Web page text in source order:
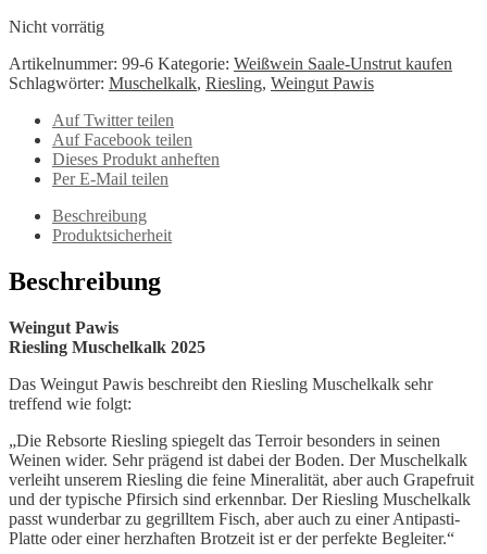
Nicht vorrätig
Artikelnummer: 99-6 Kategorie: Weißwein Saale-Unstrut kaufen
Schlagwörter: Muschelkalk, Riesling, Weingut Pawis
Auf Twitter teilen
Auf Facebook teilen
Dieses Produkt anheften
Per E-Mail teilen
Beschreibung
Produktsicherheit
Beschreibung
Weingut Pawis
Riesling Muschelkalk 2025
Das Weingut Pawis beschreibt den Riesling Muschelkalk sehr
treffend wie folgt:
„Die Rebsorte Riesling spiegelt das Terroir besonders in seinen
Weinen wider. Sehr prägend ist dabei der Boden. Der Muschelkalk
verleiht unserem Riesling die feine Mineralität, aber auch Grapefruit
und der typische Pfirsich sind erkennbar. Der Riesling Muschelkalk
passt wunderbar zu gegrilltem Fisch, aber auch zu einer Antipasti-
Platte oder einer herzhaften Brotzeit ist er der perfekte Begleiter.“